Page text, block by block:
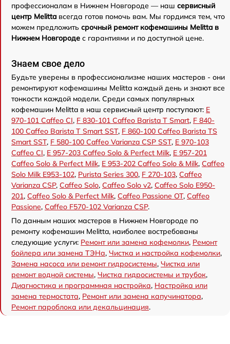
профессионалам в Нижнем Новгороде — наш сервисный
центр Melitta всегда готов помочь вам. Мы гордимся тем, что
можем предложить срочный ремонт кофемашины Melitta в
Нижнем Новгороде с гарантиями и по доступной цене.
Знаем свое дело
Будьте уверены в профессионализме наших мастеров - они
ремонтируют кофемашины Melitta каждый день и знают все
тонкости каждой модели. Среди самых популярных
кофемашин Melitta в наш сервисный центр поступают: Е
970-101 Caffeo CI, F 830-101 Caffeo Barista T Smart, F 840-
100 Caffeo Barista T Smart SST, F 860-100 Caffeo Barista TS
Smart SST, F 580-100 Caffeo Varianza CSP SST, Е 970-103
Caffeo CI, E 957-203 Caffeo Solo & Perfect Milk, E 957-201
Caffeo Solo & Perfect Milk, Е 953-202 Caffeo Solo & Milk, Caffeo
Solo Milk E953-102, Purista Series 300, F 270-103, Caffeo
Varianza CSP, Caffeo Solo, Caffeo Solo v2, Caffeo Solo E950-
201, Caffeo Solo & Perfect Milk, Caffeo Passione OT, Caffeo
Passione, Caffeo F570-102 Varianza CSP.
По данным наших мастеров в Нижнем Новгороде по
ремонту кофемашин Melitta, наиболее востребованы
следующие услуги: Ремонт или замена кофемолки, Ремонт
бойлера или замена ТЭНа, Чистка и настройка кофемолки,
Замена насоса или ремонт гидросистемы, Чистка или
ремонт водной системы, Чистка гидросистемы и трубок,
Диагностика и программная настройка, Настройка или
замена термостата, Ремонт или замена капучинатора,
Ремонт пароблока или декальцинация.